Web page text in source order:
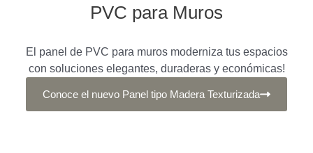
PVC para Muros
El panel de PVC para muros moderniza tus espacios
con soluciones elegantes, duraderas y económicas!
Conoce el nuevo Panel tipo Madera Texturizada